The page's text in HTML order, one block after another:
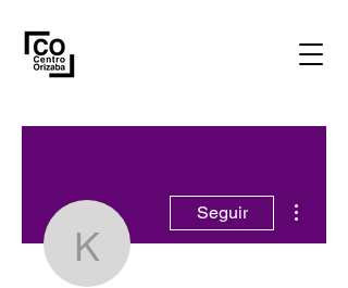
kogas tezoco
Seguir